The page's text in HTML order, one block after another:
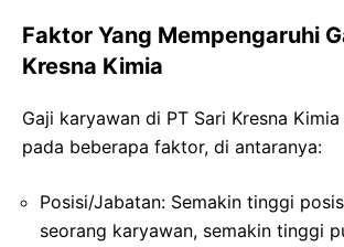
Faktor Yang Mempengaruhi
Kresna Kimia
Gaji karyawan di PT Sari Kresna
pada beberapa faktor, di antaranya:
Posisi/Jabatan: Semakin tinggi
seorang karyawan, semakin tinggi